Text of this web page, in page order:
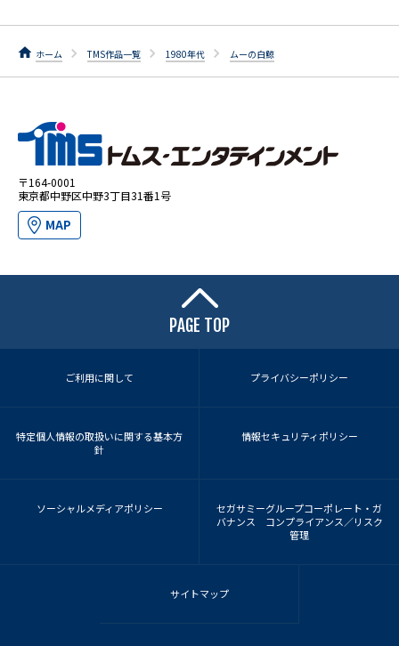
ホーム TMS作品一覧 1980年代 ムーの白鯨
〒164-0001
東京都中野区中野3丁目31番1号
MAP
PAGE TOP
ご利用に関して プライバシーポリシー
特定個人情報の取扱いに関する基本方
針
情報セキュリティポリシー
ソーシャルメディアポリシー
セガサミーグループコーポレート・ガ
バナンス コンプライアンス／リスク
管理
サイトマップ